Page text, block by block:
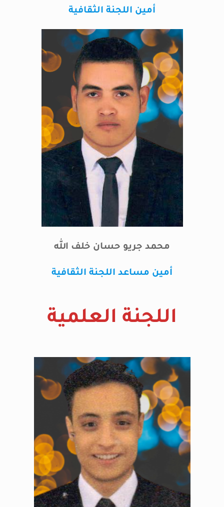
أمين اللجنة الثقافية
محمد جريو حسان خلف الله
أمين مساعد اللجنة الثقافية
اللجنة العلمية